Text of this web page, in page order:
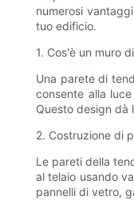
numerosi
tuo edificio.
1. Cos'è un muro
Una parete di
consente alla
Questo design dà
2. Costruzione di
Le pareti della
al telaio usando
pannelli di vetro,